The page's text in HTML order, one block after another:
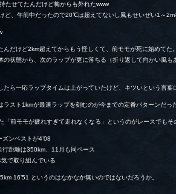
たせてたんだけど梅からも外れたwww
ど、午前中だったので20℃は超えてないし風もせいぜい1～2m
んだけど2km超えてからもう怪しくて、前モモが死に始めてた。
の状態から、次のラップが更に落ちる（折り返して向かい風
たら一応ラップタイムは上がっていたけど、キツいという言
ラスト1kmが最速ラップを刻むのが今までの定番パターンだ
「前モモが疲れすぎて走れなくなる」というのがレースでもそ
ンベストが4’08
行距離は350km、11月も同ペース
で取り組んでいる
16’51 というのはなかなか無いのではないだろうか。